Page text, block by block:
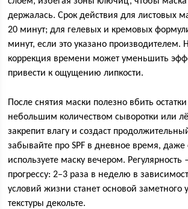
держалась. Срок действия для листовых
20 минут; для гелевых и кремовых
минут, если это указано производителем.
коррекция времени может уменьшить
привести к ощущению липкости.
После снятия маски полезно вбить
небольшим количеством сыворотки или
закрепит влагу и создаст
забывайте про SPF в дневное время, даже
используете маску вечером.
прогрессу: 2–3 раза в неделю в
условий жизни станет основой заметного
текстуры декольте.